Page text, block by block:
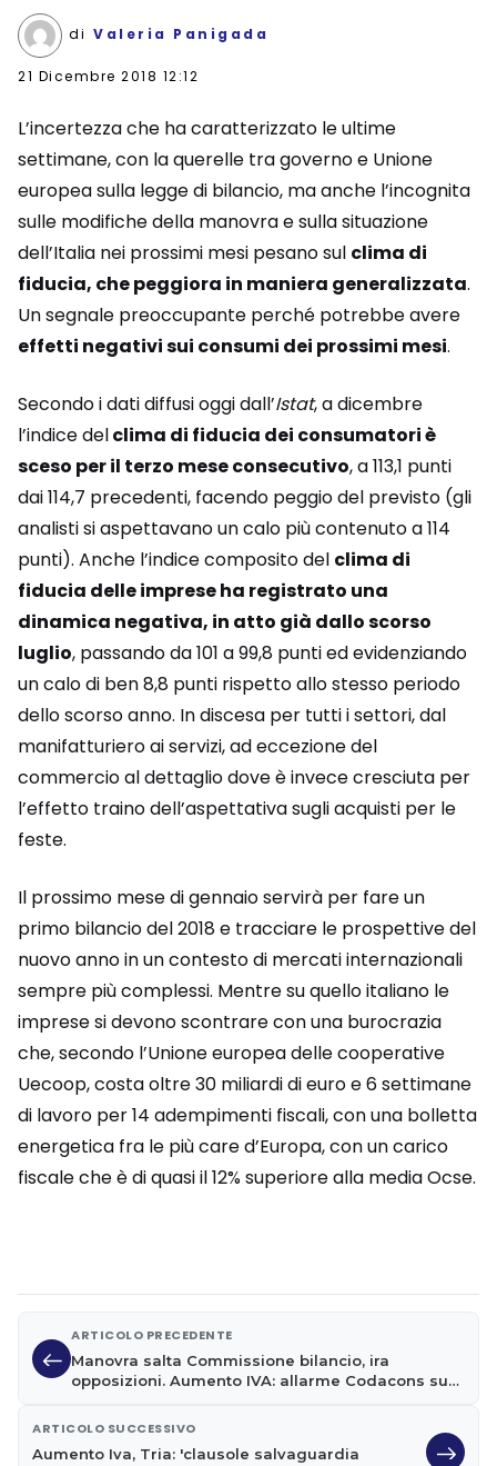
di Valeria Panigada
21 Dicembre 2018 12:12
L’incertezza che ha caratterizzato le ultime
settimane, con la querelle tra governo e Unione
europea sulla legge di bilancio, ma anche l’incognita
sulle modifiche della manovra e sulla situazione
dell’Italia nei prossimi mesi pesano sul clima di
fiducia, che peggiora in maniera generalizzata.
Un segnale preoccupante perché potrebbe avere
effetti negativi sui consumi dei prossimi mesi.
Secondo i dati diffusi oggi dall’Istat, a dicembre
l’indice delclima di fiducia dei consumatori è
sceso per il terzo mese consecutivo, a 113,1 punti
dai 114,7 precedenti, facendo peggio del previsto (gli
analisti si aspettavano un calo più contenuto a 114
punti). Anche l’indice composito del clima di
fiducia delle imprese ha registrato una
dinamica negativa, in atto già dallo scorso
luglio, passando da 101 a 99,8 punti ed evidenziando
un calo di ben 8,8 punti rispetto allo stesso periodo
dello scorso anno. In discesa per tutti i settori, dal
manifatturiero ai servizi, ad eccezione del
commercio al dettaglio dove è invece cresciuta per
l’effetto traino dell’aspettativa sugli acquisti per le
feste.
Il prossimo mese di gennaio servirà per fare un
primo bilancio del 2018 e tracciare le prospettive del
nuovo anno in un contesto di mercati internazionali
sempre più complessi. Mentre su quello italiano le
imprese si devono scontrare con una burocrazia
che, secondo l’Unione europea delle cooperative
Uecoop, costa oltre 30 miliardi di euro e 6 settimane
di lavoro per 14 adempimenti fiscali, con una bolletta
energetica fra le più care d’Europa, con un carico
fiscale che è di quasi il 12% superiore alla media Ocse.
ARTICOLO PRECEDENTE
Manovra salta Commissione bilancio, ira
opposizioni. Aumento IVA: allarme Codacons su
ARTICOLO SUCCESSIVO
Aumento Iva, Tria: 'clausole salvaguardia